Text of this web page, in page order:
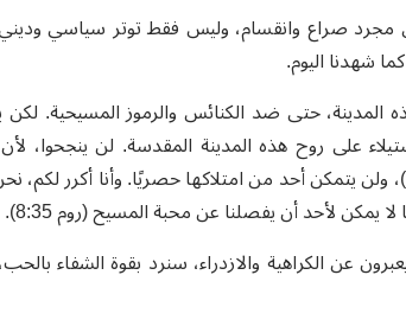
صراع وانقسام، وليس فقط توتر سياسي
شهدنا اليوم.
المدينة، حتى ضد الكنائس والرموز المسيحية.
على روح هذه المدينة المقدسة. لن ينجحوا، لأن
المقدسة كانت دائمًا وستظل دائمًا بيتًا للصلاة لجميع الشعوب (إشعياء 56: 7)، ولن يتمكن أحد من امتلاكها حصريًا. وأنا
يمكن لأحد أن يفصلنا عن محبة المسيح (روم 8:35).
عن الكراهية والازدراء، سنرد بقوة الشفاء